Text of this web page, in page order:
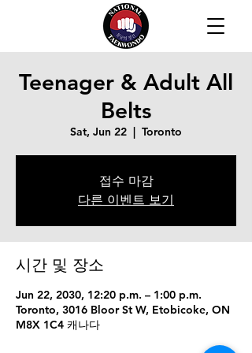
Teenager & Adult All
Belts
Sat, Jun 22
  |
Toronto
접수 마감
다른 이벤트 보기
시간 및 장소
Jun 22, 2030, 12:20 p.m. – 1:00 p.m.
Toronto, 3016 Bloor St W, Etobicoke, ON
M8X 1C4 캐나다